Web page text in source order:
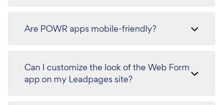
Are POWR apps mobile-friendly?
Can I customize the look of the Web Form
app on my Leadpages site?